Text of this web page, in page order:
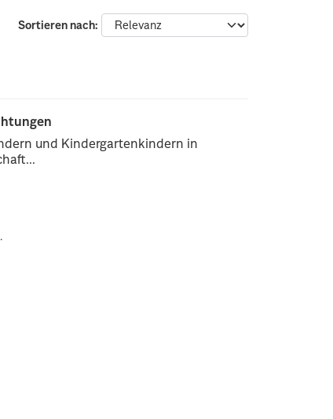
Sortieren nach
und Kindergartenkindern in